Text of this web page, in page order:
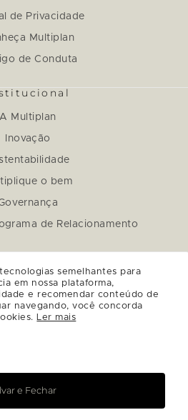
de Privacidade
Multiplan
de Conduta
A Multiplan
Inovação
o bem
de Relacionamento
semelhantes para
em nossa plataforma,
e recomendar conteúdo de
navegando, você concorda
Ler mais
e Fechar